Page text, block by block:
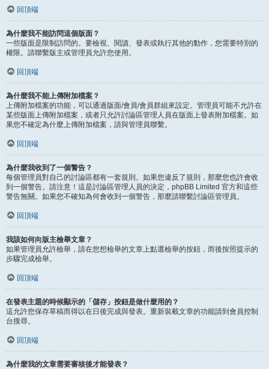
回頂端
為什麼我不能訪問這個版面？
一些版面是限制訪問的。要檢視、閱讀、發表或執行其他的動作，您需要特別的
權限。請聯繫版主或管理員允許您使用。
回頂端
為什麼我不能上傳附加檔案？
上傳附加檔案的功能，可以通過版面/會員/會員群組來設定。管理員可能不允許在
某些版面上傳附加檔案，或者只允許討論區管理人員在版面上發表附加檔案。如
果您不確定為什麼上傳附加檔案，請與管理員聯繫。
回頂端
為什麼我收到了一個警告？
每個管理員對自己的討論區都有一套規則。如果您違反了規則，那麼您也許會收
到一個警告。請注意！這是討論區管理人員的決定，phpBB Limited 官方和這些
警告無關。如果您不確知為何會收到一個警告，那麼請聯繫討論區管理員。
回頂端
我該如何向版主檢舉文章？
如果管理員允許檢舉，請在您想檢舉的文章上點選檢舉的按鈕，而後按照提示的
步驟完成檢舉。
回頂端
在發表主題的時候顯示的「儲存」按鈕是做什麼用的？
這允許您保存草稿而得以在日後完成與發表。重新裝載文章的功能請到會員控制
台搜尋。
回頂端
為什麼我的文章需要審核後才能發表？